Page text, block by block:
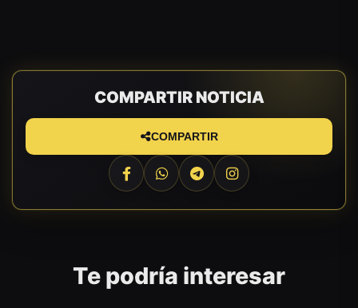
COMPARTIR NOTICIA
COMPARTIR
Te podría interesar